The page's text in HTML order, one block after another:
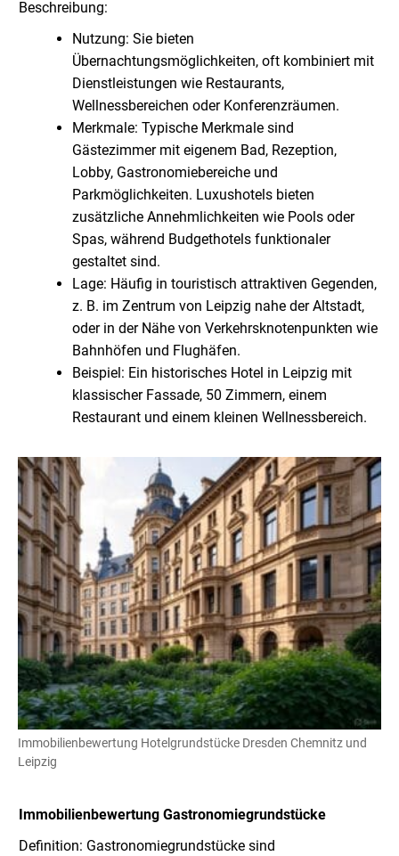
Beschreibung:
Nutzung: Sie bieten
Übernachtungsmöglichkeiten, oft kombiniert mit
Dienstleistungen wie Restaurants,
Wellnessbereichen oder Konferenzräumen.
Merkmale: Typische Merkmale sind
Gästezimmer mit eigenem Bad, Rezeption,
Lobby, Gastronomiebereiche und
Parkmöglichkeiten. Luxushotels bieten
zusätzliche Annehmlichkeiten wie Pools oder
Spas, während Budgethotels funktionaler
gestaltet sind.
Lage: Häufig in touristisch attraktiven Gegenden,
z. B. im Zentrum von Leipzig nahe der Altstadt,
oder in der Nähe von Verkehrsknotenpunkten wie
Bahnhöfen und Flughäfen.
Beispiel: Ein historisches Hotel in Leipzig mit
klassischer Fassade, 50 Zimmern, einem
Restaurant und einem kleinen Wellnessbereich.
Immobilienbewertung Hotelgrundstücke Dresden Chemnitz und
Leipzig
Immobilienbewertung Gastronomiegrundstücke
Definition: Gastronomiegrundstücke sind